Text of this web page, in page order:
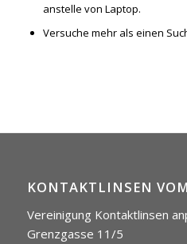
anstelle von Laptop.
Versuche mehr als einen
KONTAKTLINSEN
Vereinigung Kontaktlinsen
Grenzgasse 11/5